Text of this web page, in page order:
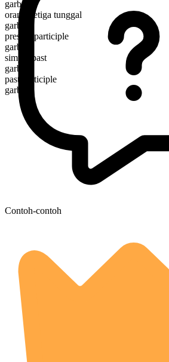
garb
orang ketiga tunggal
garbs
present participle
garbing
simple past
garbed
past participle
garbed
Contoh-contoh